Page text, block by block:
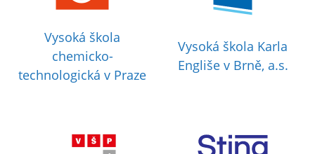
Vysoká škola
chemicko-
technologická v Praze
Vysoká škola Karla
Engliše v Brně, a.s.